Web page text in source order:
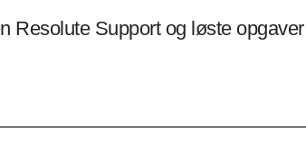
Resolute Support og løste